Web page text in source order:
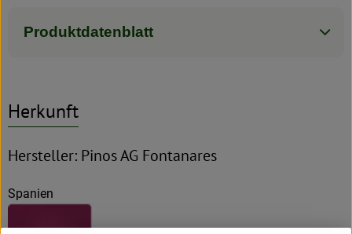
Produktdatenblatt
Herkunft
Hersteller: Pinos AG Fontanares
Spanien